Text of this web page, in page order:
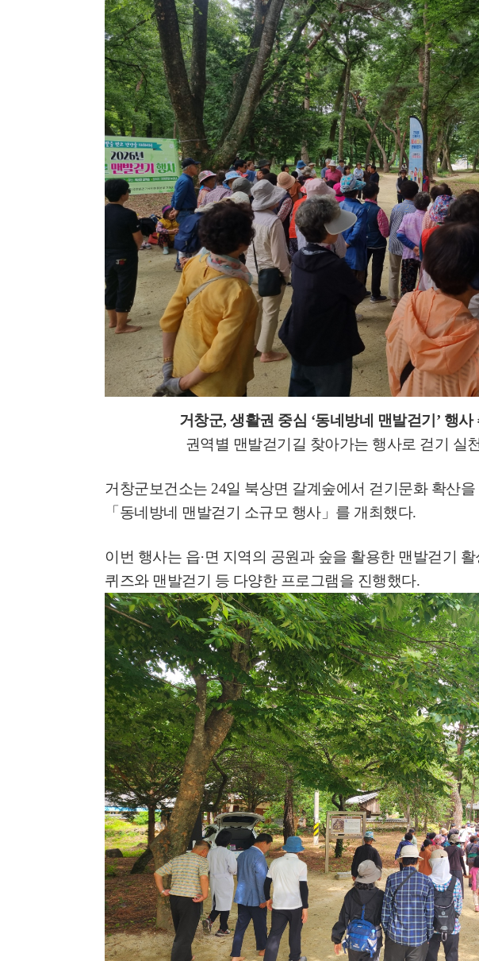
거창군,생활권 중심 ‘동네방네 맨발걷기 ’ 행사
권역별 맨발걷기길 찾아가는 행사로 걷기 실
거창군보건소는 24일 북상면 갈계숲에서 걷기문화 확산
「 동네방네 맨발걷기 소규모 행사」 를 개최했다.
이번 행사는 읍·면 지역의 공원과 숲을 활용한 맨발걷기
퀴즈와 맨발걷기 등 다양한 프로그램을 진행했다.